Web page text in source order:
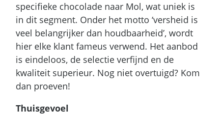
specifieke chocolade naar Mol, wat uniek is
in dit segment. Onder het motto ‘versheid is
veel belangrijker dan houdbaarheid’, wordt
hier elke klant fameus verwend. Het aanbod
is eindeloos, de selectie verfijnd en de
kwaliteit superieur. Nog niet overtuigd? Kom
dan proeven!
Thuisgevoel